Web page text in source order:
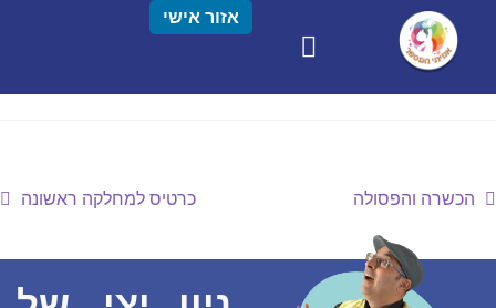
אזור אישי
הכשרה והפסולה כרטיס למחלקה ראשונה